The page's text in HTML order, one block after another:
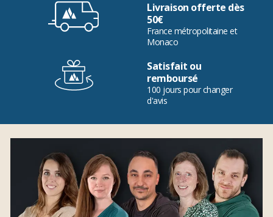
Livraison offerte dès
50€
France métropolitaine et
Monaco
Satisfait ou
remboursé
100 jours pour changer
d'avis